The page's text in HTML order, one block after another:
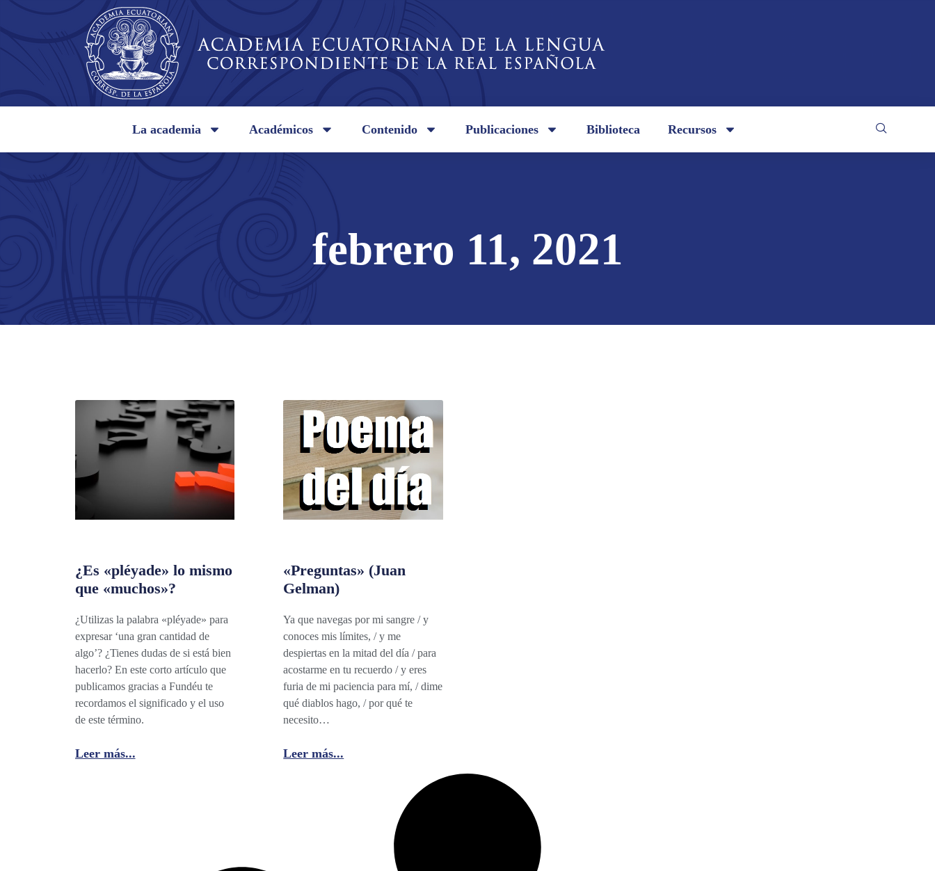
La academia Académicos Contenido Publicaciones Biblioteca Recursos
febrero 11, 2021
¿Es «pléyade» lo mismo
que «muchos»?
¿Utilizas la palabra «pléyade» para
expresar ‘una gran cantidad de
algo’? ¿Tienes dudas de si está bien
hacerlo? En este corto artículo que
publicamos gracias a Fundéu te
recordamos el significado y el uso
de este término.
Leer más...
«Preguntas» (Juan
Gelman)
Ya que navegas por mi sangre / y
conoces mis límites, / y me
despiertas en la mitad del día / para
acostarme en tu recuerdo / y eres
furia de mi paciencia para mí, / dime
qué diablos hago, / por qué te
necesito…
Leer más...